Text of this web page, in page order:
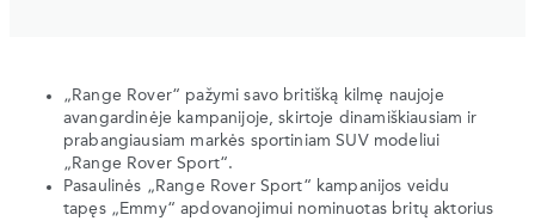
„Range Rover“ pažymi savo britišką kilmę naujoje
avangardinėje kampanijoje, skirtoje dinamiškiausiam ir
prabangiausiam markės sportiniam SUV modeliui
„Range Rover Sport“.
Pasaulinės „Range Rover Sport“ kampanijos veidu
tapęs „Emmy“ apdovanojimui nominuotas britų aktorius